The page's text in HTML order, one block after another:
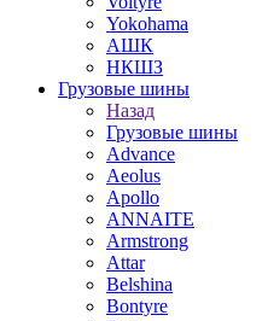
Yokohama
АШК
НКШЗ
Грузовые шины
Назад
Грузовые шины
Advance
Aeolus
Apollo
ANNAITE
Armstrong
Attar
Belshina
Bontyre